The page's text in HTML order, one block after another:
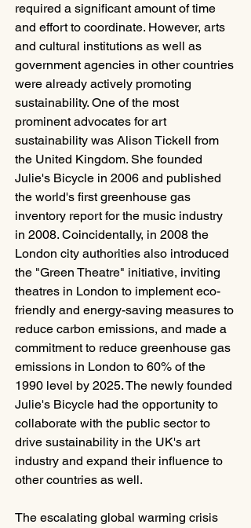
required a significant amount of time
and effort to coordinate. However, arts
and cultural institutions as well as
government agencies in other countries
were already actively promoting
sustainability. One of the most
prominent advocates for art
sustainability was Alison Tickell from
the United Kingdom. She founded
Julie's Bicycle in 2006 and published
the world's first greenhouse gas
inventory report for the music industry
in 2008. Coincidentally, in 2008 the
London city authorities also introduced
the "Green Theatre" initiative, inviting
theatres in London to implement eco-
friendly and energy-saving measures to
reduce carbon emissions, and made a
commitment to reduce greenhouse gas
emissions in London to 60% of the
1990 level by 2025. The newly founded
Julie's Bicycle had the opportunity to
collaborate with the public sector to
drive sustainability in the UK's art
industry and expand their influence to
other countries as well.
The escalating global warming crisis